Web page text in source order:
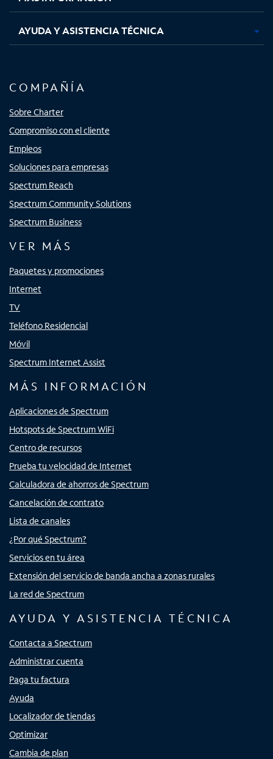
AYUDA Y ASISTENCIA TÉCNICA
COMPAÑÍA
Sobre Charter
Compromiso con el cliente
Empleos
Soluciones para empresas
Spectrum Reach
Spectrum Community Solutions
Spectrum Business
VER MÁS
Paquetes y promociones
Internet
TV
Teléfono Residencial
Móvil
Spectrum Internet Assist
MÁS INFORMACIÓN
Aplicaciones de Spectrum
Hotspots de Spectrum WiFi
Centro de recursos
Prueba tu velocidad de Internet
Calculadora de ahorros de Spectrum
Cancelación de contrato
Lista de canales
¿Por qué Spectrum?
Servicios en tu área
Extensión del servicio de banda ancha a zonas rurales
La red de Spectrum
AYUDA Y ASISTENCIA TÉCNICA
Contacta a Spectrum
Administrar cuenta
Paga tu factura
Ayuda
Localizador de tiendas
Optimizar
Cambia de plan